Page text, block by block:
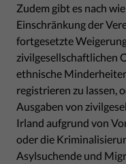
Zudem gibt es nach
Einschränkung der
fortgesetzte
zivilgesellschaftlichen
ethnische
registrieren zu lassen,
Ausgaben von
Irland aufgrund von
oder die
Asylsuchende und